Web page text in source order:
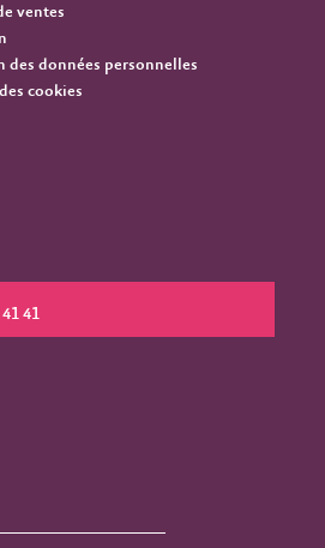
ventes
des données personnelles
cookies
41